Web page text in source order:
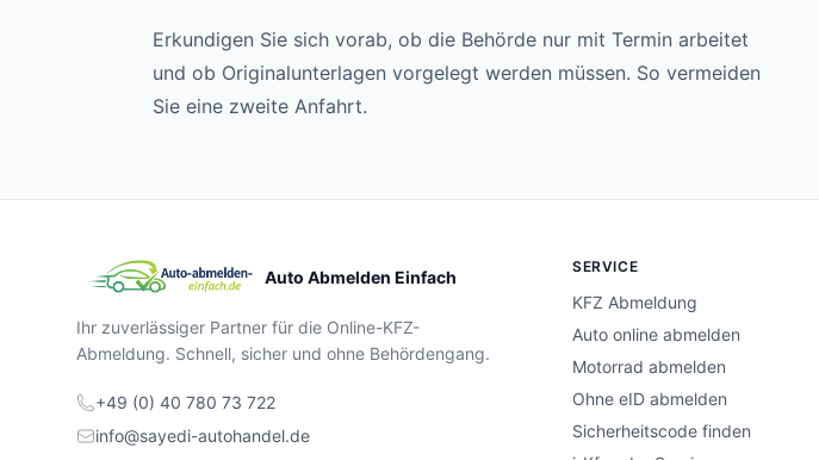
Erkundigen Sie sich vorab, ob die Behörde nur mit Termin arbeitet
und ob Originalunterlagen vorgelegt werden müssen. So vermeiden
Sie eine zweite Anfahrt.
Auto Abmelden Einfach
Ihr zuverlässiger Partner für die Online-KFZ-
Abmeldung. Schnell, sicher und ohne Behördengang.
+49 (0) 40 780 73 722
info@sayedi-autohandel.de
SERVICE
KFZ Abmeldung
Auto online abmelden
Motorrad abmelden
Ohne eID abmelden
Sicherheitscode finden